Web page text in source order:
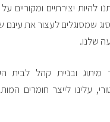
להיות יצירתיים ומקוריים
שמסוגלים לעצור את עינם
שלנו.
מיתוג ובניית קהל לבית
עלינו לייצר חומרים